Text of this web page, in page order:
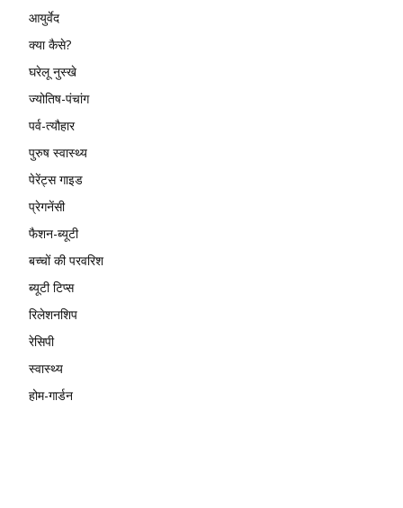
आयुर्वेद
क्या कैसे?
घरेलू नुस्खे
ज्योतिष-पंचांग
पर्व-त्यौहार
पुरुष स्वास्थ्य
पेरेंट्स गाइड
प्रेगनेंसी
फैशन-ब्यूटी
बच्चों की परवरिश
ब्यूटी टिप्स
रिलेशनशिप
रेसिपी
स्वास्थ्य
होम-गार्डन